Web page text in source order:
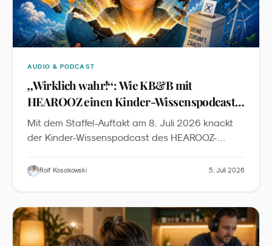
AUDIO & PODCAST
„Wirklich wahr!“: Wie KB&B mit
HEAROOZ einen Kinder-Wissenspodcast
auf Peer-Review-Niveau baut
Mit dem Staffel-Auftakt am 8. Juli 2026 knackt
der Kinder-Wissenspodcast des HEAROOZ-
sich Peer-Review-Standards, dreimal-
kindgerechten Wissenschaftskommunikation
verbinden.
Rolf Kosakowski 5. Juli 2026